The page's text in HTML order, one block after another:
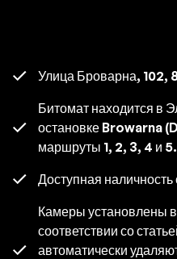
Улица Броварна, 102,
Битомат находится в
остановке Browarna
маршруты 1, 2, 3, 4 и 5.
Доступная наличность
Камеры установлены
соответствии со
автоматически